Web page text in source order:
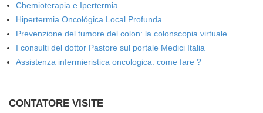
Chemioterapia e Ipertermia
Hipertermia Oncológica Local Profunda
Prevenzione del tumore del colon: la colonscopia virtuale
I consulti del dottor Pastore sul portale Medici Italia
Assistenza infermieristica oncologica: come fare ?
CONTATORE VISITE